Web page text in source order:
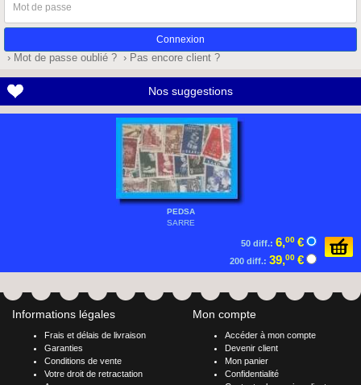
Identifiant
de
passe
› Mot de passe oublié ? › Pas encore client ?
Nos suggestions
PEDSA
SARRE
50 diff.: 6,00 €
200 diff.: 39,00 €
Informations légales
Frais et délais de livraison
Garanties
Conditions de vente
Votre droit de retractation
Mon compte
Accéder à mon compte
Devenir client
Mon panier
Confidentialité